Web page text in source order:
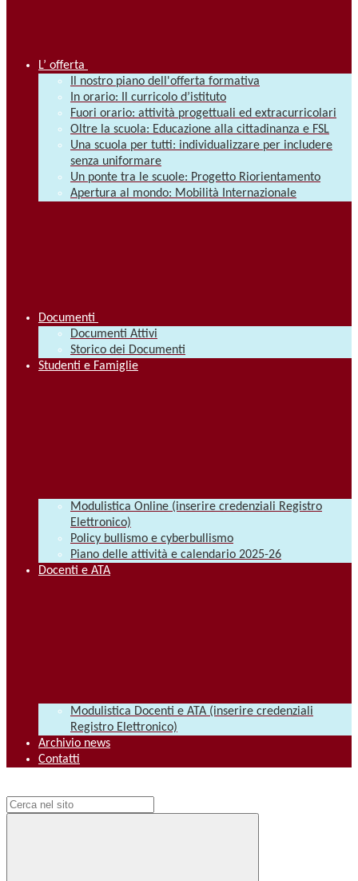
L’ offerta
Il nostro piano dell'offerta formativa
In orario: Il curricolo d’istituto
Fuori orario: attività progettuali ed extracurricolari
Oltre la scuola: Educazione alla cittadinanza e FSL
Una scuola per tutti: individualizzare per includere
senza uniformare
Un ponte tra le scuole: Progetto Riorientamento
Apertura al mondo: Mobilità Internazionale
Documenti
Documenti Attivi
Storico dei Documenti
Studenti e Famiglie
Modulistica Online (inserire credenziali Registro
Elettronico)
Policy bullismo e cyberbullismo
Piano delle attività e calendario 2025-26
Docenti e ATA
Modulistica Docenti e ATA (inserire credenziali
Registro Elettronico)
Archivio news
Contatti